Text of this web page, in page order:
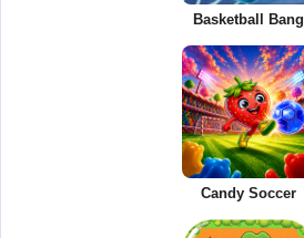
Basketball Bang
Candy Soccer